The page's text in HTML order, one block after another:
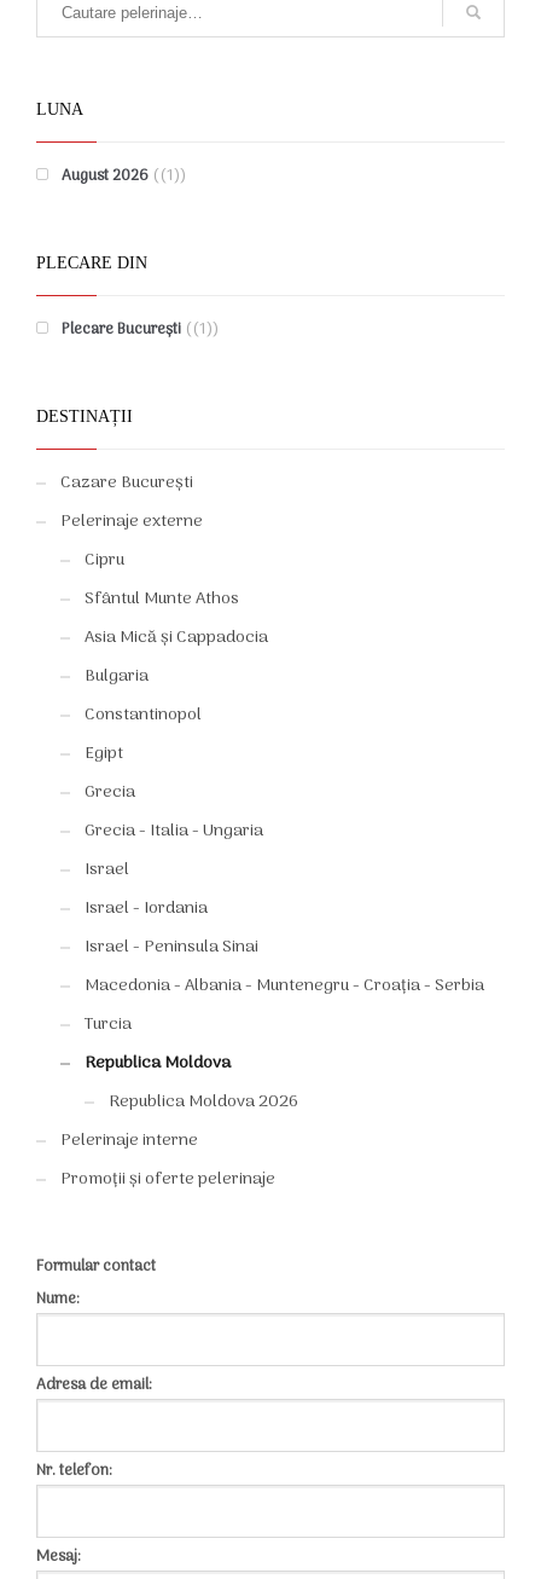
LUNA
August 2026 (1)
PLECARE DIN
Plecare București (1)
DESTINAȚII
Cazare București
Pelerinaje externe
Cipru
Sfântul Munte Athos
Asia Mică și Cappadocia
Bulgaria
Constantinopol
Egipt
Grecia
Grecia - Italia - Ungaria
Israel
Israel - Iordania
Israel - Peninsula Sinai
Macedonia - Albania - Muntenegru - Croația - Serbia
Turcia
Republica Moldova
Republica Moldova 2026
Pelerinaje interne
Promoții și oferte pelerinaje
Formular contact
Nume:
Adresa de email:
Nr. telefon:
Mesaj: